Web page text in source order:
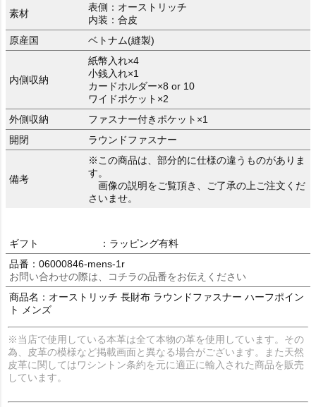
素材
表側：オーストリッチ
内装：合皮
原産国
ベトナム(縫製)
内側収納
紙幣入れ×4
小銭入れ×1
カードホルダー×8 or 10
ワイドポケット×2
外側収納
ファスナー付きポケット×1
開閉
ラウンドファスナー
備考
※この商品は、部分的に仕様の違うものがありま
す。
画像の説明をご覧頂き、ご了承の上ご注文くだ
さいませ。
ギフト
：ラッピング有料
品番：06000846-mens-1r
お問い合わせの際は、コチラの品番をお伝えください
商品名：オーストリッチ 長財布 ラウンドファスナー ハーフポイン
ト メンズ
※当店で使用している本革は全て本物の革を使用しています。その
為、皮革の模様など掲載画面と異なる場合がございます。また天然
皮革に関してはワシントン条約を元に適正に輸入された商品を販売
しています。